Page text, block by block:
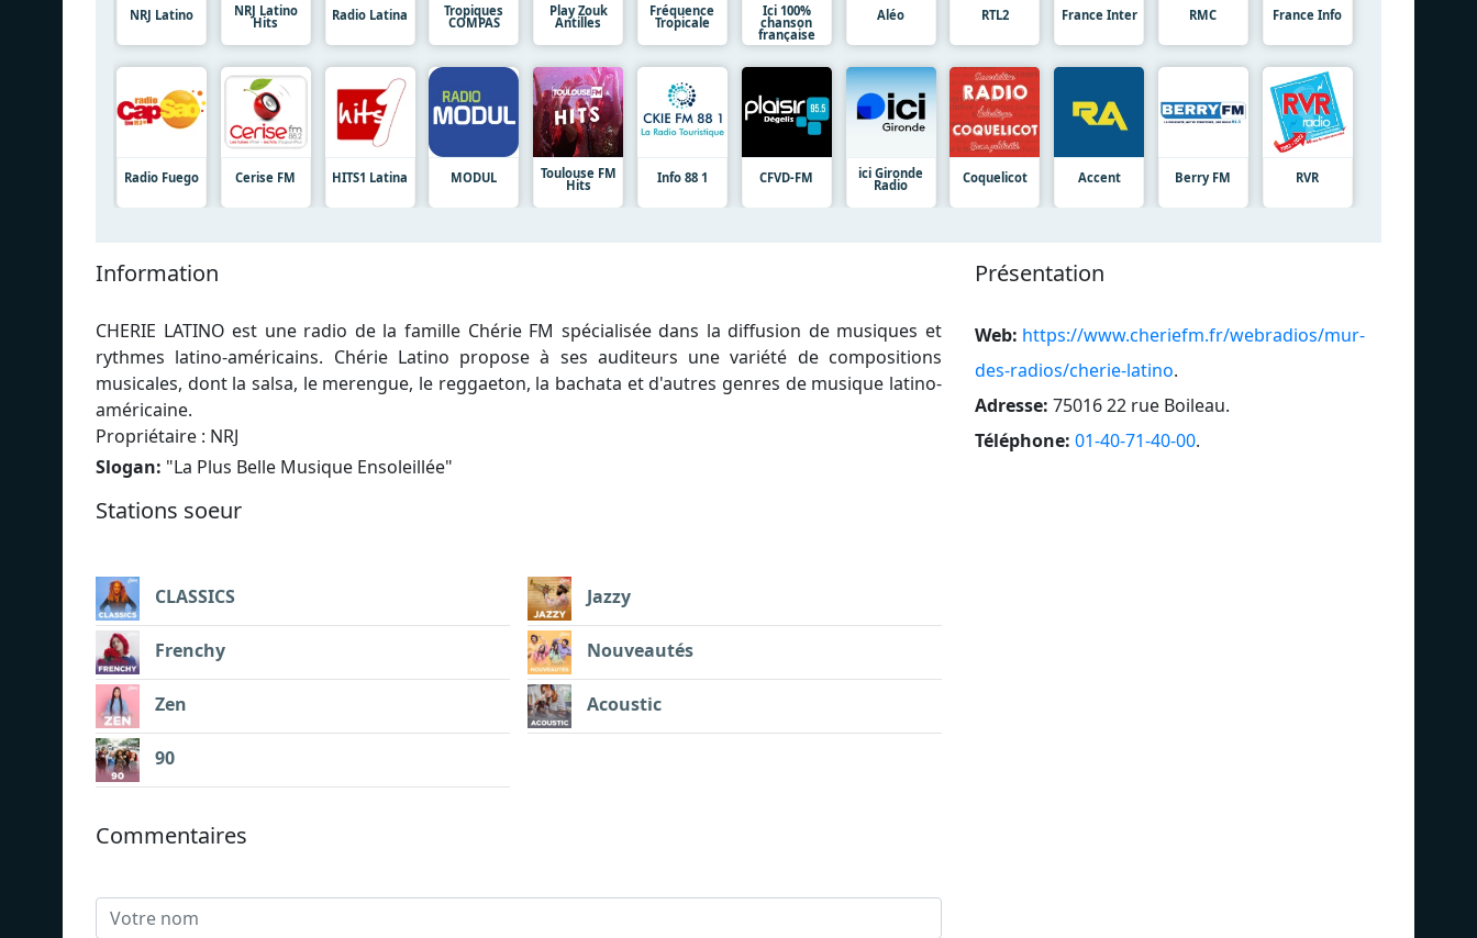
NRJ Latino NRJ Latino
Hits Radio Latina Tropiques
COMPAS
Play Zouk
Antilles
Fréquence
Tropicale
Ici 100%
chanson
française
Aléo RTL2 France Inter RMC France Info
Radio Fuego Cerise FM HITS1 Latina MODUL Toulouse FM
Hits Info 88 1 CFVD-FM ici Gironde
Radio Coquelicot Accent Berry FM RVR
Information
CHERIE LATINO est une radio de la famille Chérie FM spécialisée dans la diffusion de musiques et
rythmes latino-américains. Chérie Latino propose à ses auditeurs une variété de compositions
musicales, dont la salsa, le merengue, le reggaeton, la bachata et d'autres genres de musique latino-
américaine.
Propriétaire : NRJ
Slogan: "La Plus Belle Musique Ensoleillée"
Stations soeur
CLASSICS
Frenchy
Zen
90
Jazzy
Nouveautés
Acoustic
Présentation
Web: https://www.cheriefm.fr/webradios/mur-
des-radios/cherie-latino.
Adresse: 75016 22 rue Boileau.
Téléphone: 01-40-71-40-00.
Commentaires